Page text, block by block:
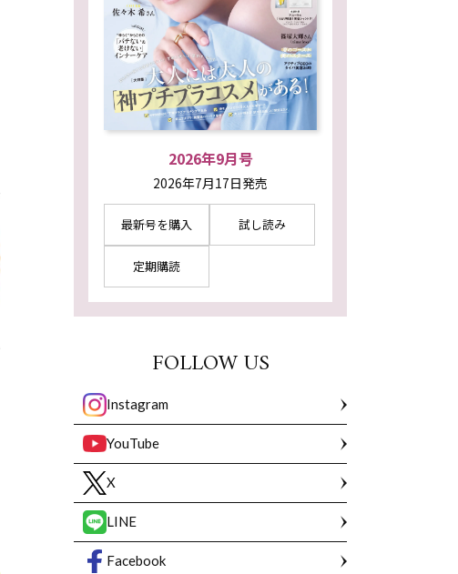
2026年9月号
2026年7月17日発売
最新号を購入 試し読み
定期購読
FOLLOW US
Instagram
YouTube
X
LINE
Facebook